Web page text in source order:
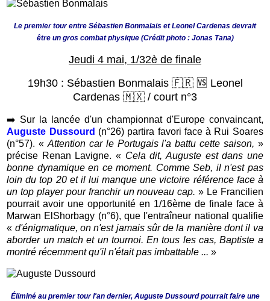
Le premier tour entre Sébastien Bonmalais et Leonel Cardenas devrait
être un gros combat physique (Crédit photo : Jonas Tana)
Jeudi 4 mai, 1/32è de finale
19h30 : Sébastien Bonmalais 🇫🇷 🆚 Leonel
Cardenas 🇲🇽 / court n°3
➡️ Sur la lancée d'un championnat d'Europe convaincant,
Auguste Dussourd (n°26) partira favori face à Rui Soares
(n°57). « Attention car le Portugais l'a battu cette saison, »
précise Renan Lavigne. « Cela dit, Auguste est dans une
bonne dynamique en ce moment. Comme Seb, il n'est pas
loin du top 20 et il lui manque une victoire référence face à
un top player pour franchir un nouveau cap. » Le Francilien
pourrait avoir une opportunité en 1/16ème de finale face à
Marwan ElShorbagy (n°6), que l'entraîneur national qualifie
« d'énigmatique, on n'est jamais sûr de la manière dont il va
aborder un match et un tournoi. En tous les cas, Baptiste a
montré récemment qu'il n'était pas imbattable ... »
Éliminé au premier tour l'an dernier, Auguste Dussourd pourrait faire une